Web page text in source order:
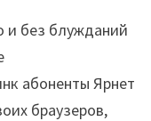
и без блужданий
абоненты Ярнет
браузеров,